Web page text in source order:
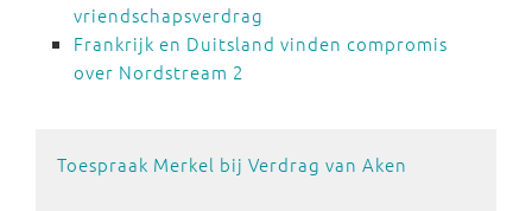
vriendschapsverdrag
Frankrijk en Duitsland vinden compromis
over Nordstream 2
Toespraak Merkel bij Verdrag van Aken